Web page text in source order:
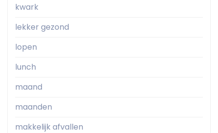
kwark
lekker gezond
lopen
lunch
maand
maanden
makkelijk afvallen